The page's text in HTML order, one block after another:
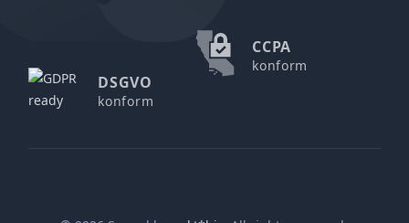
DSGVO
konform
CCPA
konform